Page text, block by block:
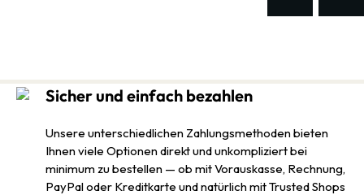
Sicher und einfach bezahlen
Unsere unterschiedlichen Zahlungsmethoden bieten
Ihnen viele Optionen direkt und unkompliziert bei
minimum zu bestellen — ob mit Vorauskasse, Rechnung,
PayPal oder Kreditkarte und natürlich mit Trusted Shops